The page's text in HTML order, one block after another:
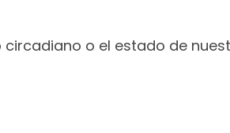
o el estado de